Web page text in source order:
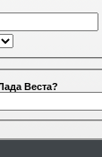
Веста?